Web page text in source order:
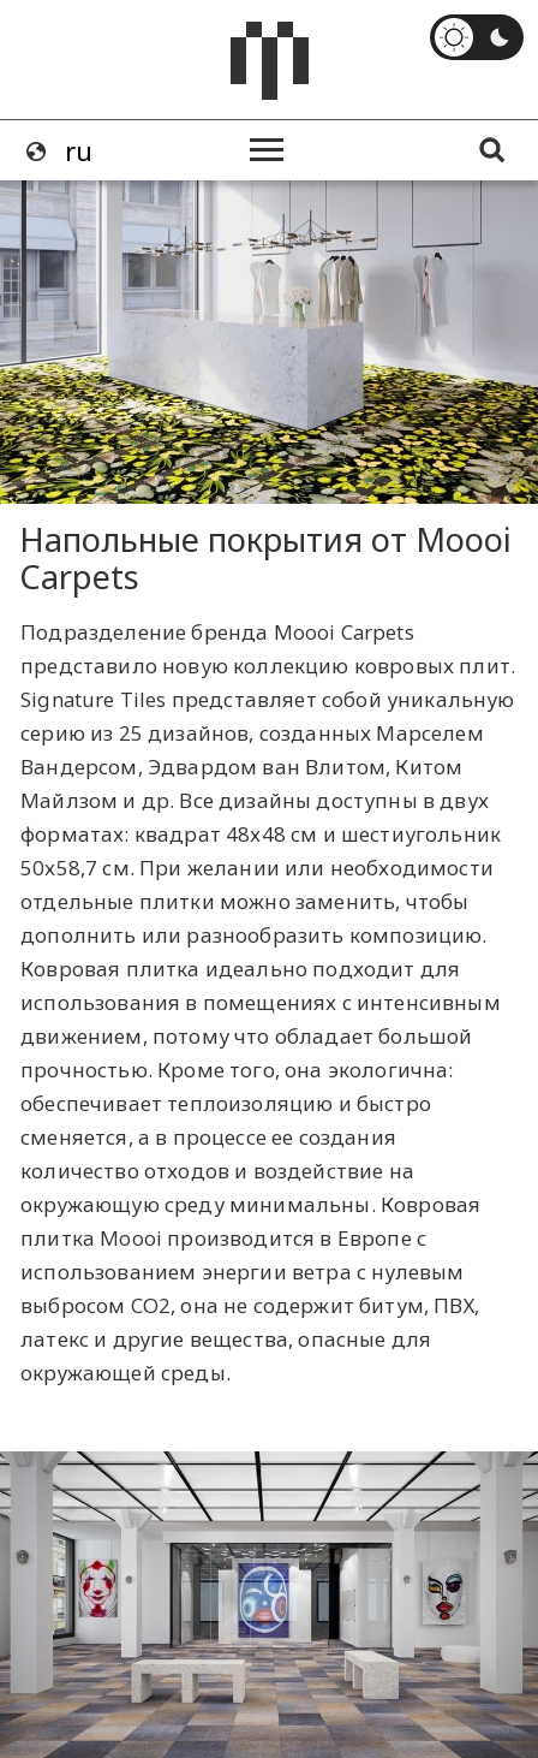
Напольные покрытия от Moooi
Carpets
Подразделение бренда Moooi Carpets
представило новую коллекцию ковровых плит.
Signature Tiles представляет собой уникальную
серию из 25 дизайнов, созданных Марселем
Вандерсом, Эдвардом ван Влитом, Китом
Майлзом и др. Все дизайны доступны в двух
форматах: квадрат 48х48 см и шестиугольник
50х58,7 см. При желании или необходимости
отдельные плитки можно заменить, чтобы
дополнить или разнообразить композицию.
Ковровая плитка идеально подходит для
использования в помещениях с интенсивным
движением, потому что обладает большой
прочностью. Кроме того, она экологична:
обеспечивает теплоизоляцию и быстро
сменяется, а в процессе ее создания
количество отходов и воздействие на
окружающую среду минимальны. Ковровая
плитка Moooi производится в Европе с
использованием энергии ветра с нулевым
выбросом CO2, она не содержит битум, ПВХ,
латекс и другие вещества, опасные для
окружающей среды.